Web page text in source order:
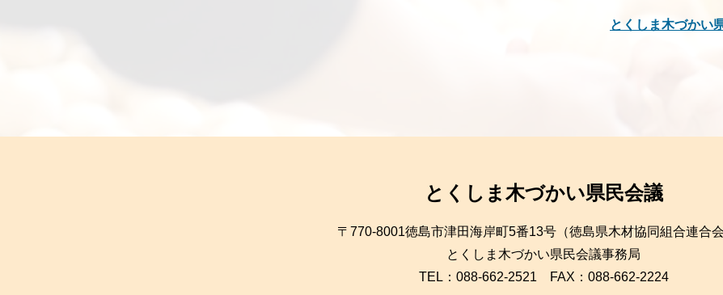
とくしま木づかい
とくしま木づかい県民会議
〒770-8001徳島市津田海岸町5番13号（徳島県木材協同組合連合会
とくしま木づかい県民会議事務局
TEL：088-662-2521 FAX：088-662-2224